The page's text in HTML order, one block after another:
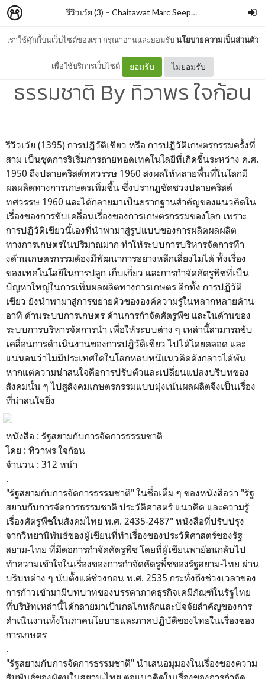
เราใช้คุ๊กกี้บนเว็บไซต์ของเรา กรุณาอ่านและยอมรับนโยบายความเป็นส่วนตัว
เพื่อใช้บริการเว็บไซต์ ยอมรับ ไม่ยอมรับ
รีวิวเว้ย (3) – Chaitawat Marc Seephongsai
รัฐสยามกับการจัดการ
ธรรมชาติ By ทิวาพร ใจก้อน
รีวิวเว้ย (1395) การปฏิวัติเขียว หรือ การปฏิวัติเกษตรกรรมครั้งที่
สาม เป็นชุดการริเริ่มการถ่ายทอดเทคโนโลยีที่เกิดขึ้นระหว่าง ค.ศ.
1950 ถึงปลายคริสต์ทศวรรษ 1960 ส่งผลให้หลายพื้นที่ในโลกมี
ผลผลิตทางการเกษตรเพิ่มขึ้น ซึ่งปรากฏชัดช่วงปลายคริสต์
ทศวรรษ 1960 และได้กลายมาเป็นยรากฐานสำคัญของแนวคิดใน
เรื่องของการขับเคลื่อนเรื่องของการเกษตรกรรมของโลก เพราะ
การปฏิวัติเขียวนี้เองที่นำพามาสู่รูปแบบของการผลิตผลผลิต
ทางการเกษตรในปริมาณมาก ทำให้ระบบการบริหารจัดการทืา
งด้านเกษตรกรรมต้องมีพัฒนาการอย่างหลีกเลี่ยงไม่ได้ ทั้งเรื่อง
ของเทคโนโลยีในการปลูก เก็บเกี่ยว และการกำจัดศัตรูพืชที่เป็น
ปัญหาใหญ่ในการเพิ่มผลผลิตทางการเกษตร อีกทั้ง การปฏิวัติ
เขียว ยังนำพามาสู่การขยายตัวขององค์ความรู้ในหลากหลายด้าน
อาทิ ด้านระบบการเกษตร ด้านการกำจัดศัตรูพืช และในด้านของ
ระบบการบริหารจัดการนำ เพื่อให้ระบบต่าง ๆ เหล่านี้สามารถขับ
เคลื่อนการดำเนินงานของการปฏิวัติเขียว ไปได้โดยตลอด และ
แน่นอนว่าไม่มีประเทศใดในโลกหลบหนีแนวคิดดังกล่าวได้พ้น
หากแต่ความน่าสนใจคือการปรับตัวและเปลี่ยนแปลงบริบทของ
สังคมนั้น ๆ ไปสู่สังคมเกษตรกรรมแบบมุ่งเน้นผลผลิตจึงเป็นเรื่อง
ที่น่าสนใจยิ่ง
หนังสือ : รัฐสยามกับการจัดการธรรมชาติ
โดย : ทิวาพร ใจก้อน
จำนวน : 312 หน้า
.
"รัฐสยามกับการจัดการธรรมชาติ" ในชื่อเต็ม ๆ ของหนังสือว่า "รัฐ
สยามกับการจัดการธรรมชาติ ประวัติศาสตร์ แนวคิด และความรู้
เรื่องศัตรูพืชในสังคมไทย พ.ศ. 2435-2487" หนังสือที่ปรับปรุง
จากวิทยานิพันธ์ของผู้เขียนที่ทำเรื่องของประวัติศาสตร์ของรัฐ
สยาม-ไทย ที่มีต่อการกำจัดศัตรูพืช โดยที่ผู้เขียนพาย้อนกลับไป
ทำความเข้าใจในเรื่องของการกำจัดศัตรูพื้ชของรัฐสยาม-ไทย ผ่าน
บริบทต่าง ๆ นับตั้งแต่ช่วงก่อน พ.ศ. 2535 กระทั่งถึงช่วงเวลาของ
การก้าวเข้ามามีบทบาทของบรรดาภาคธุรกิจเคมีภัณฑ์ในรัฐไทย
ที่บริษัทเหล่านี้ได้กลายมาเป็นกลไกหลักและปัจจัยสำคัญของการ
ดำเนินงานทั้งในภาคนโยบายและภาคปฏิบัติของไทยในเรื่องของ
การเกษตร
.
"รัฐสยามกับการจัดการธรรมชาติ" นำเสนอมุมองในเรื่องของความ